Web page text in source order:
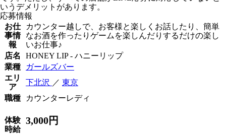
いうデメリットがあります。
応募情報
お仕
事情
報
カウンター越しで、お客様と楽しくお話したり、簡単
なお酒を作ったりゲームを楽しんだりするだけの楽し
いお仕事♪
店名
HONEY LIP - ハニーリップ
業種
ガールズバー
エリ
ア
下北沢 ／ 東京
職種
カウンターレディ
体験
時給
3,000円